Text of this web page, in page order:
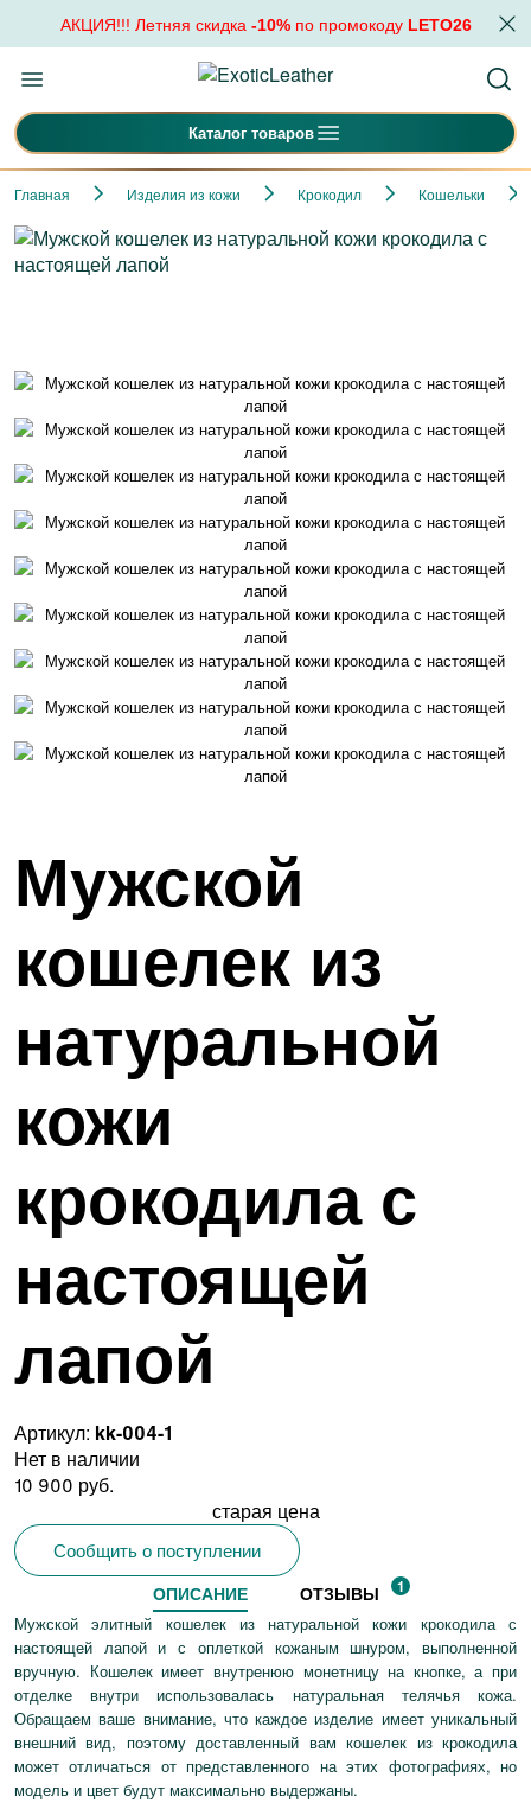
АКЦИЯ!!! Летняя скидка -10%по промокоду LETO26
Каталог товаров
Главная Изделия из кожи Крокодил Кошельки
Мужской
кошелек из
натуральной
кожи
крокодила с
настоящей
лапой
Артикул: kk-004-1
Нет в наличии
10 900 руб.
старая цена
Сообщить о поступлении
ОПИСАНИЕ ОТЗЫВЫ 1
Мужской элитный кошелек из натуральной кожи крокодила с
настоящей лапой и с оплеткой кожаным шнуром, выполненной
вручную. Кошелек имеет внутренюю монетницу на кнопке, а при
отделке внутри использовалась натуральная телячья кожа.
Обращаем ваше внимание, что каждое изделие имеет уникальный
внешний вид, поэтому доставленный вам кошелек из крокодила
может отличаться от представленного на этих фотографиях, но
модель и цвет будут максимально выдержаны.